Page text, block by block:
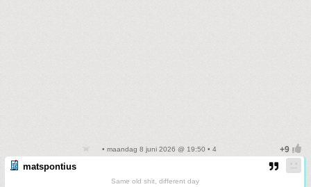
• maandag 8 juni 2026 @ 19:50 • 4
matspontius
Same old shit, different day